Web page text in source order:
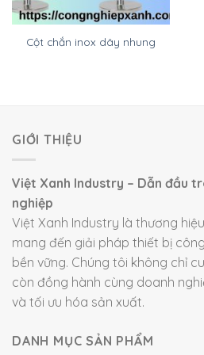
Cột chắn inox dây nhung
GIỚI THIỆU
Việt Xanh Industry – Dẫn đầu
nghiệp
Việt Xanh Industry là thương
mang đến giải pháp thiết bị
bền vững. Chúng tôi không chỉ
còn đồng hành cùng doanh
và tối ưu hóa sản xuất.
DANH MỤC SẢN PHẨM